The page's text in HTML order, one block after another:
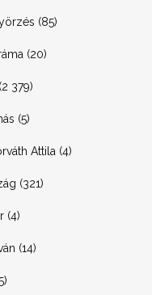
(85)
(20)
(2 379)
(5)
Attila (4)
(321)
(4)
(14)